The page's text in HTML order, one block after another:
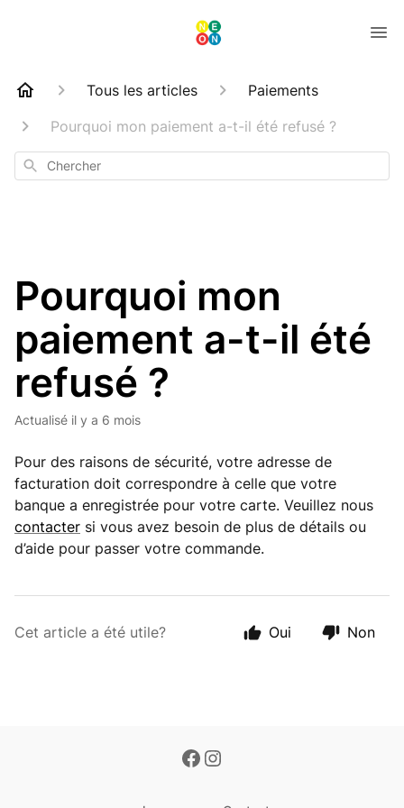
Tous les articles
Paiements
Pourquoi mon paiement a-t-il été refusé ?
Chercher
Pourquoi mon
paiement a-t-il été
refusé ?
Actualisé il y a 6 mois
Pour des raisons de sécurité, votre adresse de
facturation doit correspondre à celle que votre
banque a enregistrée pour votre carte. Veuillez nous
contacter si vous avez besoin de plus de détails ou
d’aide pour passer votre commande.
Cet article a été utile? Oui Non